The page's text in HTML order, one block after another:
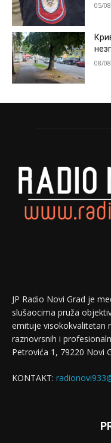
05/
08/
JP Radio Novi Grad je
slušaocima pruža
emituje visokokvalitetan
raznovrsnih i
Petrovića 1, 79220 Novi
KONTAKT: